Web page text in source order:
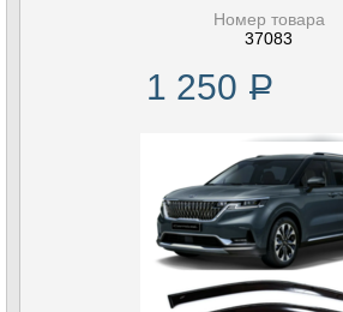
Номер товара
37083
1 250 Р